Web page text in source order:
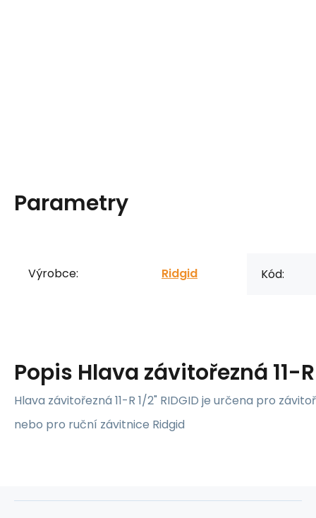
Parametry
Výrobce: Ridgid Kód:
Popis Hlava závitořezná 11-R
Hlava závitořezná 11-R 1/2" RIDGID je určena pro
nebo pro ruční závitnice Ridgid